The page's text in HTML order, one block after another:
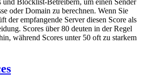
oder Domain zu berechnen. Wenn Sie
der empfangende Server diesen Score als
Scores über 80 deuten in der Regel
während Scores unter 50 oft zu starkem